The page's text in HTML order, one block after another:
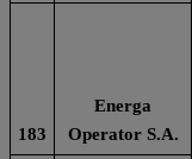
183
Energa
Operator S.A.